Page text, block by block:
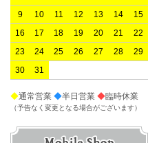
9
10 11 12 13 14
15
16
17 18 19 20 21
22
23
24 25 26 27 28
29
30
31
◆通常営業 ◆半日営業 ◆臨時休業
（予告なく変更となる場合がございます）